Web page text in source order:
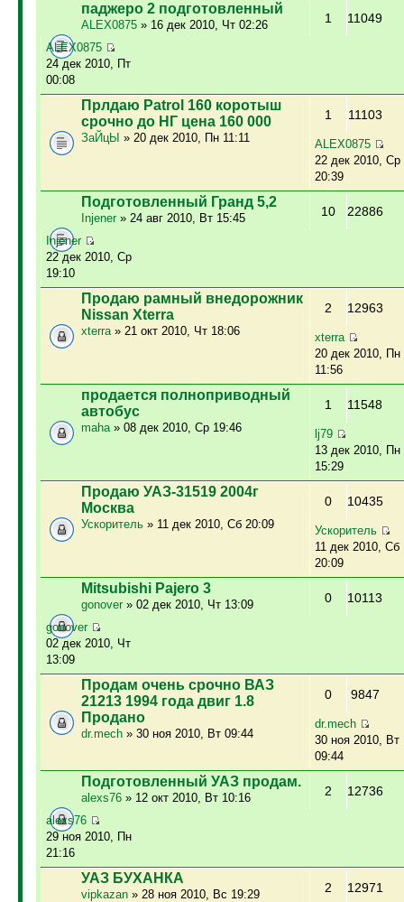
паджеро 2 подготовленный
ALEX0875» 16 дек 2010, Чт 02:26 1 11049
ALEX0875
24 дек 2010, Пт
00:08
Прлдаю Patrol 160 коротыш
срочно до НГ цена 160 000
ЗаЙцЫ » 20 дек 2010, Пн 11:11
1 11103
ALEX0875
22 дек 2010, Ср
20:39
Подготовленный Гранд 5,2
Injener» 24 авг 2010, Вт 15:45 10 22886
Injener
22 дек 2010, Ср
19:10
Продаю рамный внедорожник
Nissan Xterra
xterra» 21 окт 2010, Чт 18:06
2 12963
xterra
20 дек 2010, Пн
11:56
продается полноприводный
автобус
maha» 08 дек 2010, Ср 19:46
1 11548
lj79
13 дек 2010, Пн
15:29
Продаю УАЗ-31519 2004г
Москва
Ускоритель» 11 дек 2010, Сб 20:09
0 10435
Ускоритель
11 дек 2010, Сб
20:09
Mitsubishi Pajero 3
gonover» 02 дек 2010, Чт 13:09 0 10113
gonover
02 дек 2010, Чт
13:09
Продам очень срочно ВАЗ
21213 1994 года двиг 1.8
Продано
dr.mech» 30 ноя 2010, Вт 09:44
0 9847
dr.mech
30 ноя 2010, Вт
09:44
Подготовленный УАЗ продам.
alexs76» 12 окт 2010, Вт 10:16 2 12736
alexs76
29 ноя 2010, Пн
21:16
УАЗ БУХАНКА
vipkazan» 28 ноя 2010, Вс 19:29 2 12971